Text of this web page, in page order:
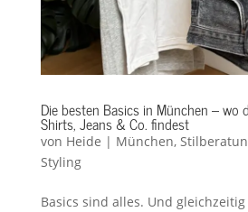
Die besten Basics in München – wo
Shirts, Jeans & Co. findest
von Heide | München,
Styling
Basics sind alles. Und